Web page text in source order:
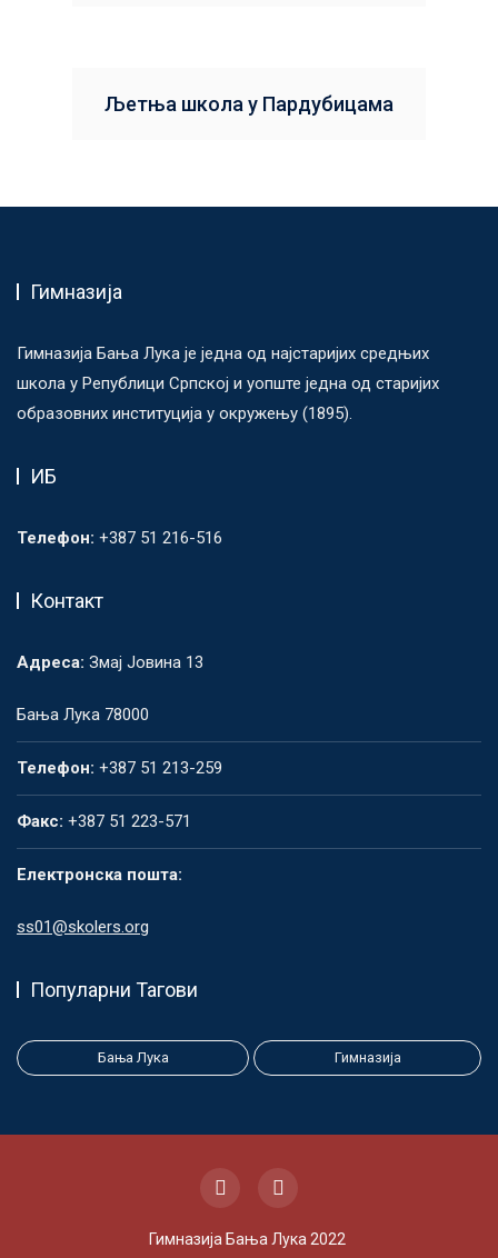
Љетња школа у Пардубицама
Гимназија
Гимназија Бања Лука је једна од најстаријих средњих
школа у Републици Српској и уопште једна од старијих
образовних институција у окружењу (1895).
ИБ
Телефон: +387 51 216-516
Контакт
Адреса: Змај Јовина 13
Бања Лука 78000
Телефон: +387 51 213-259
Факс: +387 51 223-571
Електронска пошта:
ss01@skolers.org
Популарни Тагови
Бања Лука Гимназија
Гимназија Бања Лука 2022